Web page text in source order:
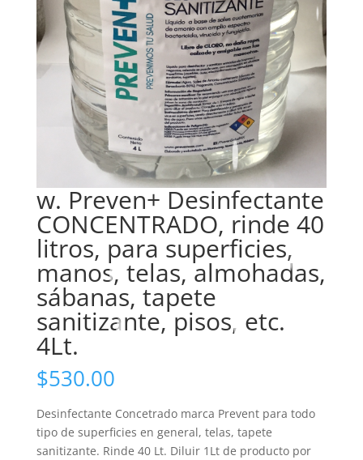
w. Preven+ Desinfectante
CONCENTRADO, rinde 40
litros, para superficies,
manos, telas, almohadas,
sábanas, tapete
sanitizante, pisos, etc.
4Lt.
$530.00
Desinfectante Concetrado marca Prevent para todo
tipo de superficies en general, telas, tapete
sanitizante. Rinde 40 Lt. Diluir 1Lt de producto por